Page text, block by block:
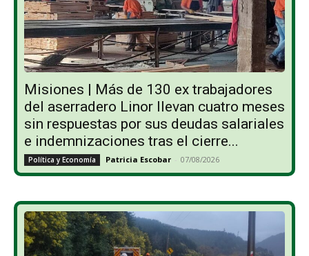
Misiones | Más de 130 ex trabajadores
del aserradero Linor llevan cuatro meses
sin respuestas por sus deudas salariales
e indemnizaciones tras el cierre...
Política y Economía Patricia Escobar - 07/08/2026